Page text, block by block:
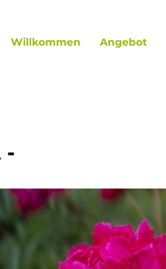
Willkommen Angebot
-